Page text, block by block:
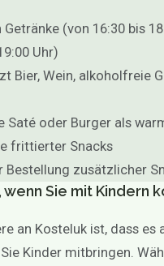
Getränke (von 16:30 bis
Uhr)
Bier, Wein, alkoholfreie
Saté oder Burger als
frittierter Snacks
Bestellung zusätzlicher
Sie mit Kindern
an Kosteluk ist, dass
Kinder mitbringen.